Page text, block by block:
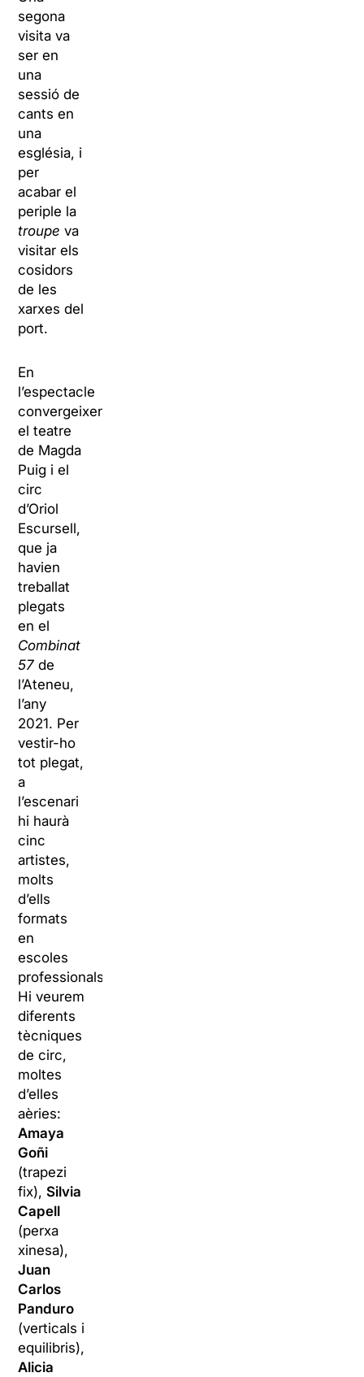
segona
visita va
ser en
una
sessió de
cants en
una
església, i
per
acabar el
periple la
troupe va
visitar els
cosidors
de les
xarxes del
port.
En
l’espectacle
convergeixen
el teatre
de Magda
Puig i el
circ
d’Oriol
Escursell,
que ja
havien
treballat
plegats
en el
Combinat
57 de
l’Ateneu,
l’any
2021. Per
vestir-ho
tot plegat,
a
l’escenari
hi haurà
cinc
artistes,
molts
d’ells
formats
en
escoles
professionals.
Hi veurem
diferents
tècniques
de circ,
moltes
d’elles
aèries:
Amaya
Goñi
(trapezi
fix),Silvia
Capell
(perxa
xinesa),
Juan
Carlos
Panduro
(verticals i
equilibris),
Alicia